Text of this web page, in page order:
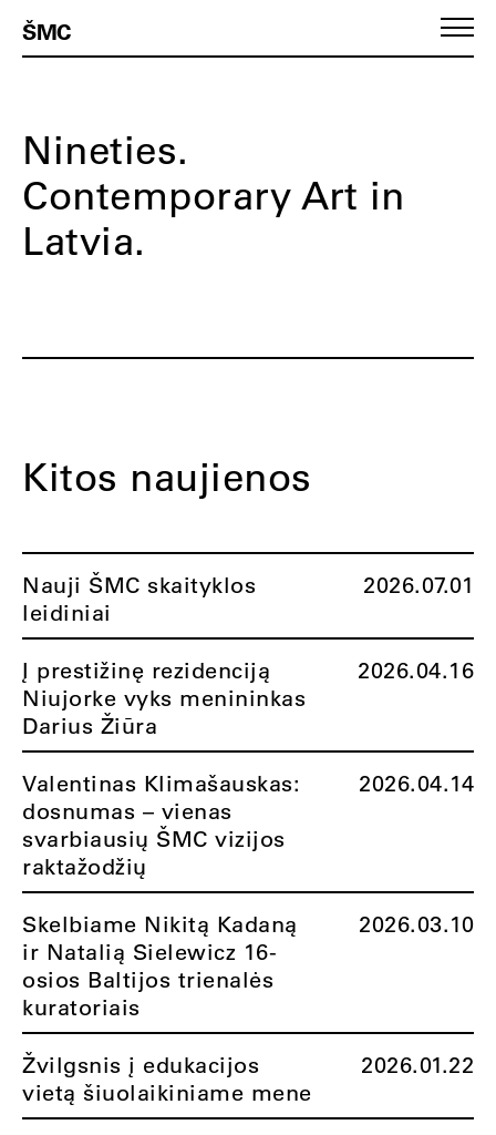
ŠMC
Nineties.
Contemporary Art in
Latvia.
Kitos naujienos
Nauji ŠMC skaityklos
leidiniai
2026.07.01
Į prestižinę rezidenciją
Niujorke vyks menininkas
Darius Žiūra
2026.04.16
Valentinas Klimašauskas:
dosnumas – vienas
svarbiausių ŠMC vizijos
raktažodžių
2026.04.14
Skelbiame Nikitą Kadaną
ir Natalią Sielewicz 16-
osios Baltijos trienalės
kuratoriais
2026.03.10
Žvilgsnis į edukacijos
vietą šiuolaikiniame mene
2026.01.22